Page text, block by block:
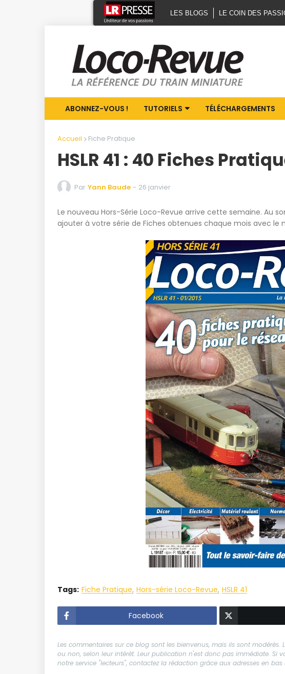
LES BLOGS LE COIN DES
ABONNEZ-VOUS ! TUTORIELS TÉLÉCHARGEMENTS
Accueil Fiche Pratique
HSLR 41 : 40 Fiches
Par Yann Baude - 26 janvier
Le nouveau Hors-Série Loco-Revue arrive cette semaine. Au
ajouter à votre série de Fiches obtenues chaque mois avec le
Tags: Fiche Pratique Hors-série Loco-Revue HSLR 41
Facebook
Les commentaires sur ce blog sont les bienvenus, mais ils sont
ou non, selon leur intérêt. Leur publication n'est donc pas immédiate. Si
notre service "lecteurs", contactez la rédaction grâce aux adresses en